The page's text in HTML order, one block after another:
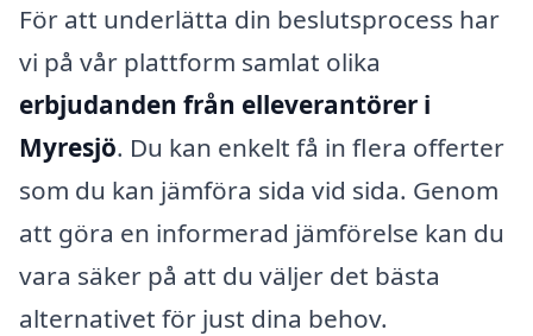
För att underlätta din beslutsprocess har
vi på vår plattform samlat olika
erbjudanden från elleverantörer i
Myresjö. Du kan enkelt få in flera offerter
som du kan jämföra sida vid sida. Genom
att göra en informerad jämförelse kan du
vara säker på att du väljer det bästa
alternativet för just dina behov.